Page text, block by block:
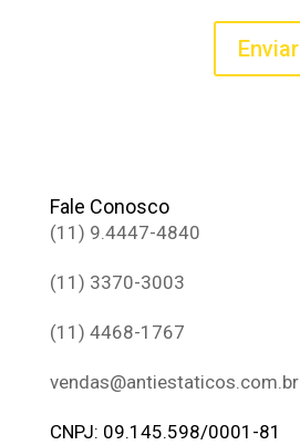
Fale Conosco
(11) 9.4447-4840
(11) 3370-3003
(11) 4468-1767
vendas@antiestaticos.com.br
CNPJ: 09.145.598/0001-81